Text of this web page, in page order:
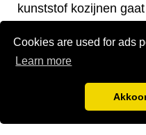
Cookies are used for ads
Learn more
kunststof kozijnen
of bestaande woning?
nuttige tips voor je! De
kozijnen, welke
belangrijke
kunststof kozijnen.